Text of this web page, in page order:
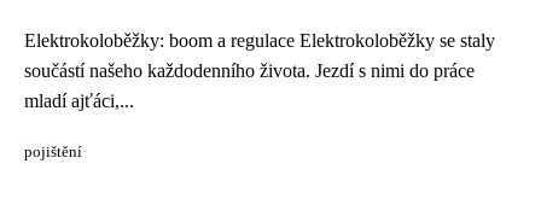
Elektrokoloběžky: boom a regulace Elektrokoloběžky se staly
součástí našeho každodenního života. Jezdí s nimi do práce
mladí ajťáci,...
pojištění